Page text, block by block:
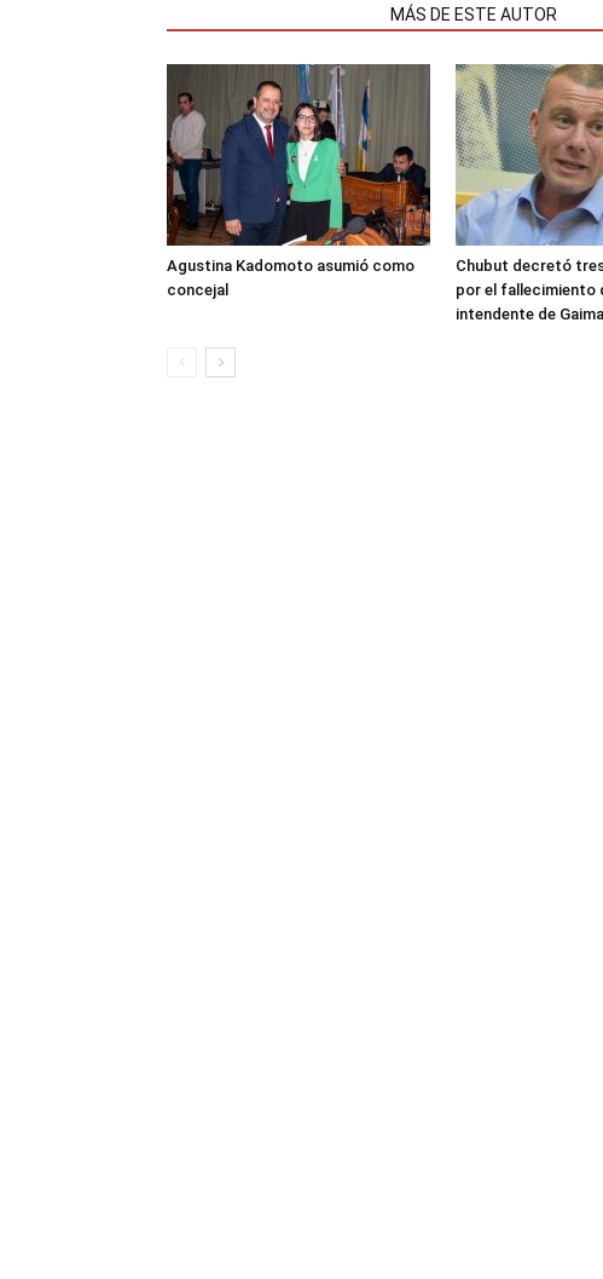
MÁS DE ESTE AUTOR
Agustina Kadomoto asumió como
concejal
Chubut decretó
por el fallecimiento
intendente de